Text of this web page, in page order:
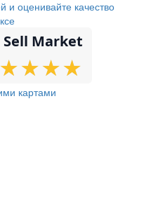
Sell Market
★
★★
★★
★★
★